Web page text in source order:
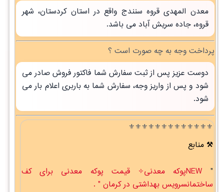
معدن المهدی قروه سنندج واقع در استان کردستان، شهر
قروه، جاده سریش آباد می باشد.
پرداخت وجه به چه صورت است ؟
دوست عزیز پس از ثبت سفارش شما فاکتور فروش صادر می
شود و پس از واریز وجه، سفارش شما به باربری اعلام بار می
شود.
⚜️⚜️⚜️⚜️⚜️⚜️⚜️⚜️⚜️⚜️⚜️⚜️⚜️
منابع
"
NEWپوکه معدنی✧ قیمت پوکه معدنی برای کف
ساختمانسرویس بهداشتی در کرمان " .